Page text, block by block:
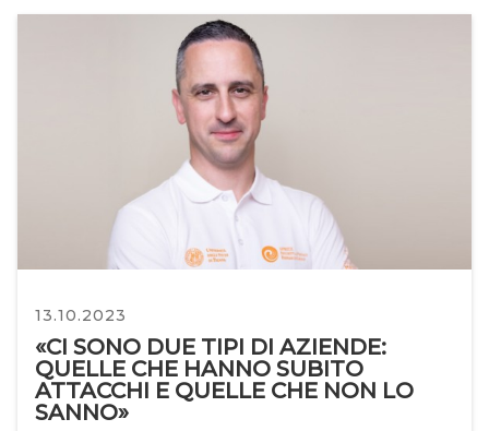
13.10.2023
«CI SONO DUE TIPI DI AZIENDE:
QUELLE CHE HANNO SUBITO
ATTACCHI E QUELLE CHE NON LO
SANNO»